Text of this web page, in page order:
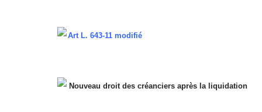
Art L. 643-11 modifié
Nouveau droit des créanciers après la liquidation